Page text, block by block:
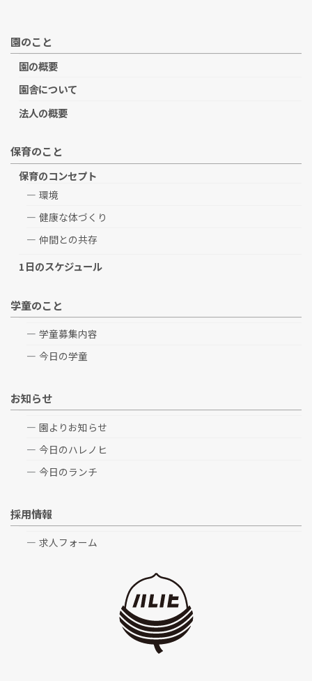
園のこと
園の概要
園舎について
法人の概要
保育のこと
保育のコンセプト
環境
健康な体づくり
仲間との共存
1日のスケジュール
学童のこと
学童募集内容
今日の学童
お知らせ
園よりお知らせ
今日のハレノヒ
今日のランチ
採用情報
求人フォーム